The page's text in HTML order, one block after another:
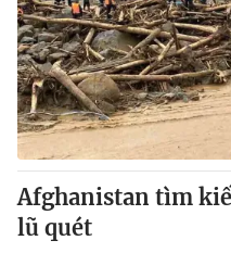
Afghanistan tìm
lũ quét